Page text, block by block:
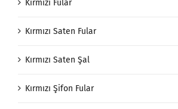
Kırmızı Fular
Kırmızı Saten Fular
Kırmızı Saten Şal
Kırmızı Şifon Fular